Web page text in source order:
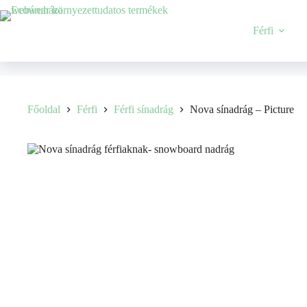
Férfi
Főoldal Férfi Férfi sínadrág Nova sínadrág – Picture